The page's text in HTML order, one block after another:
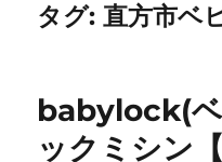
タグ:直方市ベ
babylock(ベ
ックミシン